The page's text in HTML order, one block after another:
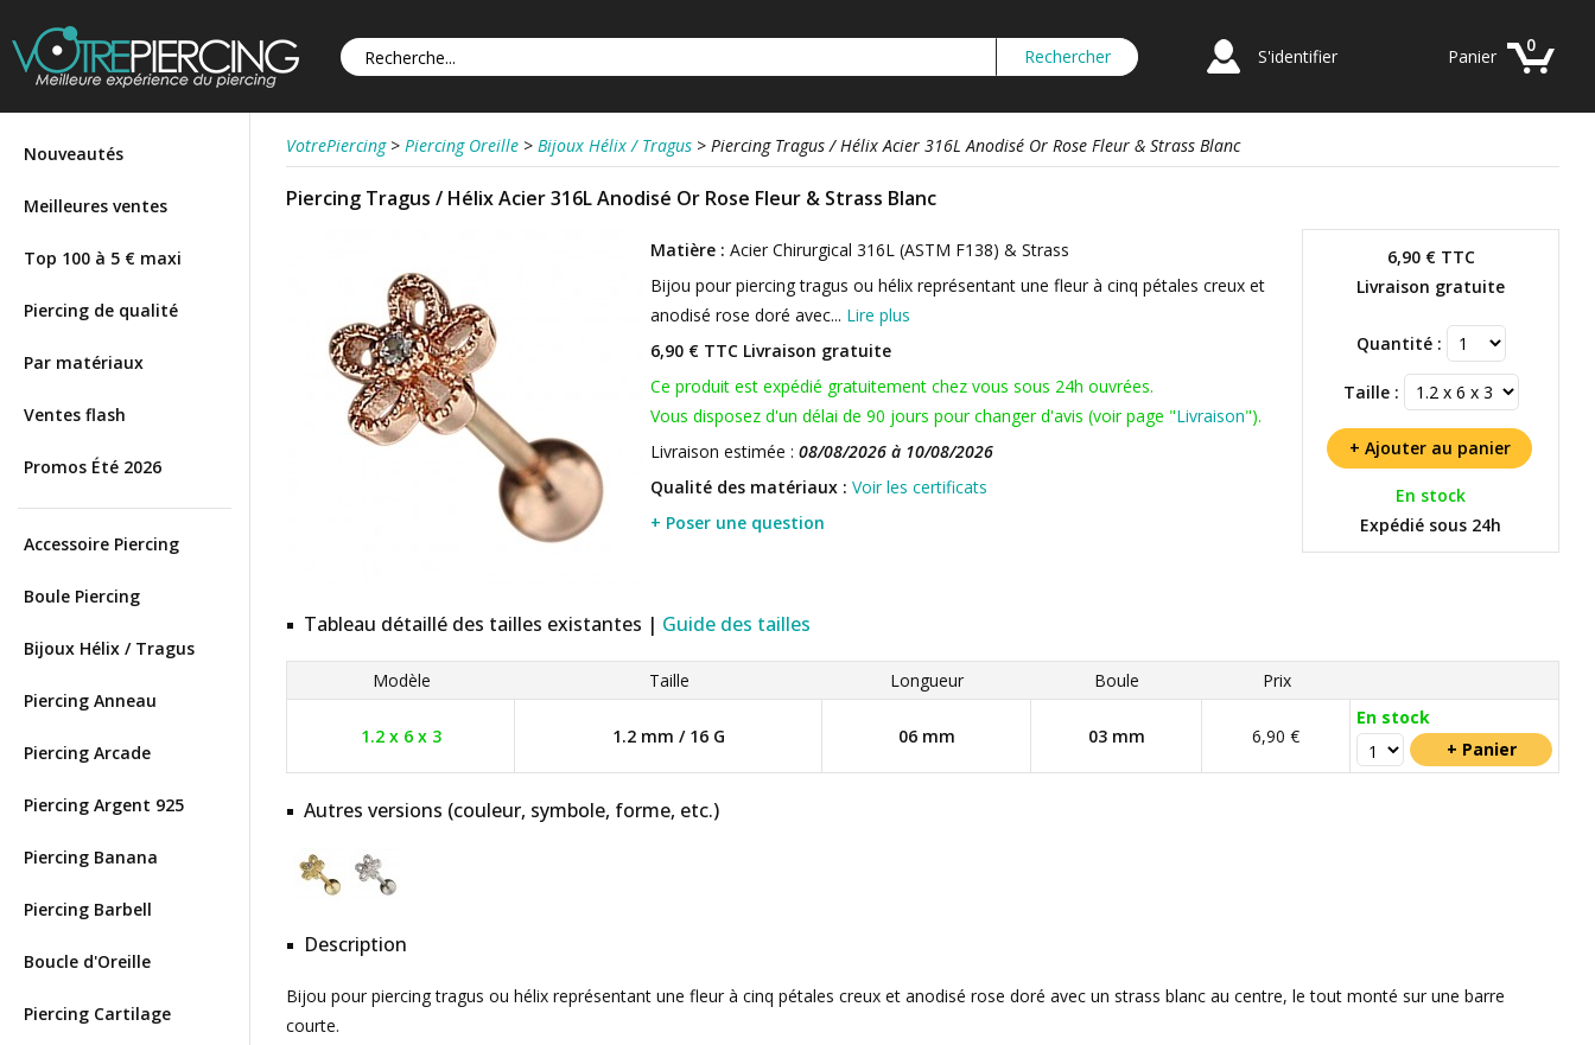
S'identifier
0
Panier
Nouveautés
Meilleures ventes
Top 100 à 5 € maxi
Piercing de qualité
Par matériaux
Ventes flash
Promos Été 2026
Accessoire Piercing
Boule Piercing
Bijoux Hélix / Tragus
Piercing Anneau
Piercing Arcade
Piercing Argent 925
Piercing Banana
Piercing Barbell
Boucle d'Oreille
Piercing Cartilage
VotrePiercing > Piercing Oreille > Bijoux Hélix / Tragus > Piercing Tragus / Hélix Acier 316L Anodisé Or Rose Fleur & Strass Blanc
Piercing Tragus / Hélix Acier 316L Anodisé Or Rose Fleur & Strass Blanc
6,90 €TTC
Livraison gratuite
Quantité :
Taille :
En stock
Expédié sous 24h
Matière : Acier Chirurgical 316L (ASTM F138) & Strass
Bijou pour piercing tragus ou hélix représentant une fleur à cinq pétales creux et
anodisé rose doré avec... Lire plus
6,90 € TTC Livraison gratuite
Ce produit est expédié gratuitement chez vous sous 24h ouvrées.
Vous disposez d'un délai de 90 jours pour changer d'avis (voir page "Livraison").
Livraison estimée : 08/08/2026 à 10/08/2026
Qualité des matériaux : Voir les certificats
+ Poser une question
Tableau détaillé des tailles existantes | Guide des tailles
Modèle Taille Longueur Boule Prix
1.2 x 6 x 3 1.2 mm / 16 G 06 mm 03 mm 6,90 €
En stock
Autres versions (couleur, symbole, forme, etc.)
Description
Bijou pour piercing tragus ou hélix représentant une fleur à cinq pétales creux et anodisé rose doré avec un strass blanc au centre, le tout monté sur une barre
courte.